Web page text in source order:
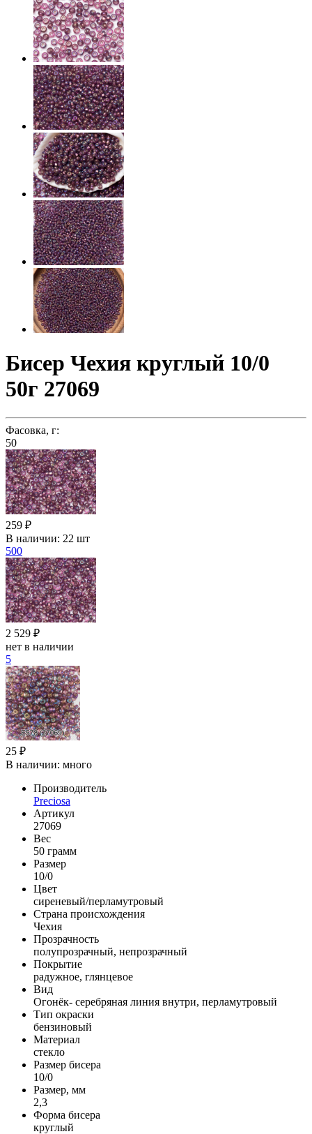
Бисер Чехия круглый 10/0
50г 27069
Фасовка, г:
50
259 ₽
В наличии: 22 шт
500
2 529 ₽
нет в наличии
5
25 ₽
В наличии: много
Производитель
Preciosa
Артикул
27069
Вес
50 грамм
Размер
10/0
Цвет
сиреневый/перламутровый
Страна происхождения
Чехия
Прозрачность
полупрозрачный, непрозрачный
Покрытие
радужное, глянцевое
Вид
Огонёк- серебряная линия внутри, перламутровый
Тип окраски
бензиновый
Материал
стекло
Размер бисера
10/0
Размер, мм
2,3
Форма бисера
круглый